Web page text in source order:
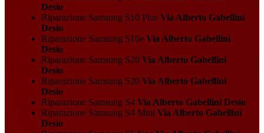
Desio
Riparazione Samsung S10 PlusVia Alberto Gabellini
Desio
Riparazione Samsung S10eVia Alberto Gabellini
Desio
Riparazione Samsung S20Via Alberto Gabellini
Desio
Riparazione Samsung S20Via Alberto Gabellini
Desio
Riparazione Samsung S4Via Alberto Gabellini Desio
Riparazione Samsung S4 Mini Via Alberto Gabellini
Desio